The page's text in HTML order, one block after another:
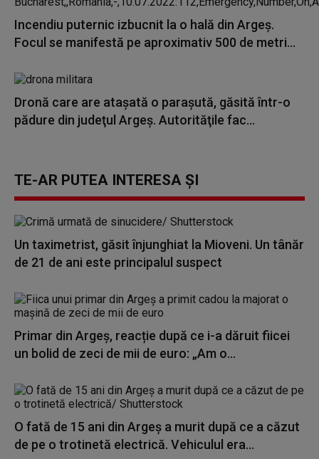
Incendiu puternic izbucnit la o hală din Argeş.
Focul se manifestă pe aproximativ 500 de metri...
Dronă care are ataşată o paraşută, găsită într-o
pădure din judeţul Argeş. Autorităţile fac...
TE-AR PUTEA INTERESA ȘI
Un taximetrist, găsit înjunghiat la Mioveni. Un tânăr
de 21 de ani este principalul suspect
Primar din Argeș, reacție după ce i-a dăruit fiicei
un bolid de zeci de mii de euro: „Am o...
O fată de 15 ani din Argeş a murit după ce a căzut
de pe o trotinetă electrică. Vehiculul era...